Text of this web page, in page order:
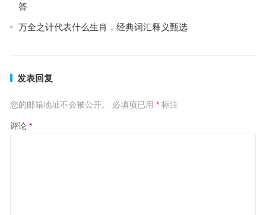
答
万全之计代表什么生肖，经典词汇释义甄选
发表回复
您的邮箱地址不会被公开。 必填项已用 *标注
评论 *